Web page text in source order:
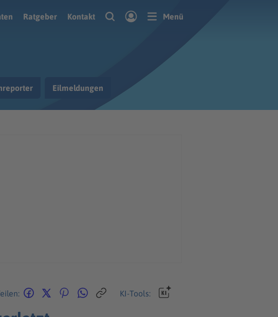
Ratgeber Kontakt Menü
Eilmeldungen
KI-Tools: